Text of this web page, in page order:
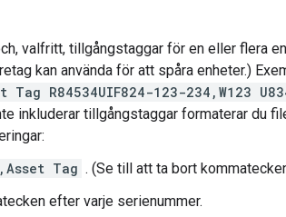
valfritt, tillgångstaggar för en eller flera
kan använda för att spåra enheter.)
R84534UIF824-123-234,W123
inkluderar tillgångstaggar formaterar du
,Asset Tag . (Se till att ta bort
efter varje serienummer.